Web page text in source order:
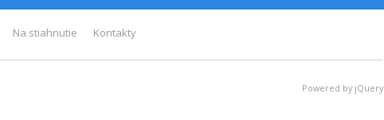
Na stiahnutie Kontakty
Powered by jQuery